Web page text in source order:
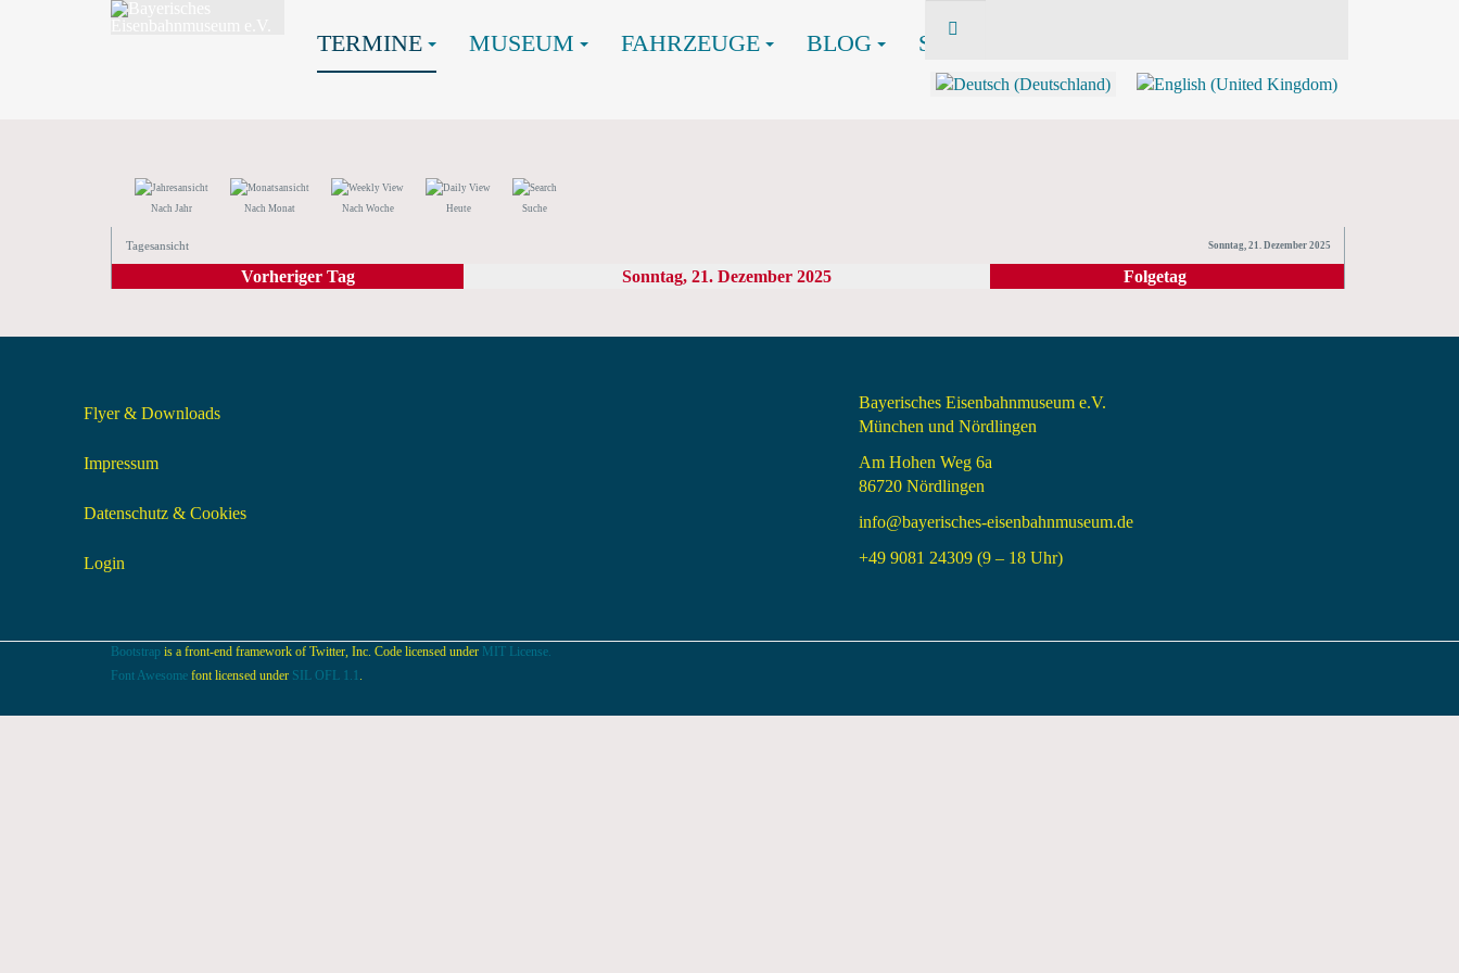
TERMINE MUSEUM FAHRZEUGE BLOG SHOP
Nach Jahr Nach Monat Nach Woche Heute Suche
Tagesansicht Sonntag, 21. Dezember 2025
Vorheriger Tag Sonntag, 21. Dezember 2025 Folgetag
Flyer & Downloads
Impressum
Datenschutz & Cookies
Login
Bayerisches Eisenbahnmuseum e.V.
München und Nördlingen
Am Hohen Weg 6a
86720 Nördlingen
info@bayerisches-eisenbahnmuseum.de
+49 9081 24309 (9 – 18 Uhr)
Bootstrap is a front-end framework of Twitter, Inc. Code licensed under MIT License.
Font Awesome font licensed under SIL OFL 1.1 .